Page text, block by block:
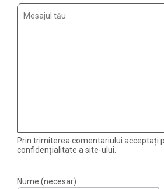
Prin trimiterea comentariului acceptați
confidențialitate a site-ului.
Nume (necesar)